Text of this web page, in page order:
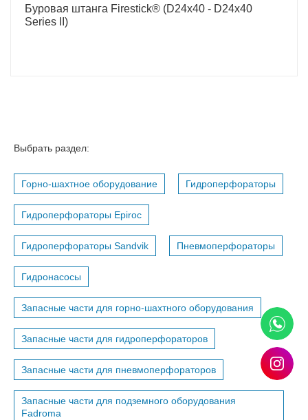
Буровая штанга Firestick® (D24x40 - D24x40
Series II)
Выбрать раздел:
Горно-шахтное оборудование Гидроперфораторы
Гидроперфораторы Epiroc
Гидроперфораторы Sandvik Пневмоперфораторы
Гидронасосы
Запасные части для горно-шахтного оборудования
Запасные части для гидроперфораторов
Запасные части для пневмоперфораторов
Запасные части для подземного оборудования
Fadroma